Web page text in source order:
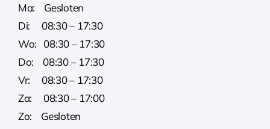
Ma: Gesloten
Di: 08:30 – 17:30
Wo: 08:30 – 17:30
Do: 08:30 – 17:30
Vr: 08:30 – 17:30
Za: 08:30 – 17:00
Zo: Gesloten